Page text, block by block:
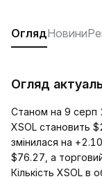
ОглядНовини
Огляд
Станом на 9 серп
XSOL становить
змінилася на
$76.27, а
Кількість XSOL в